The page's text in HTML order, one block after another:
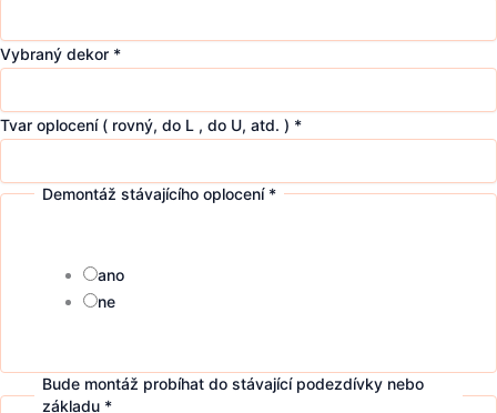
Vybraný dekor *
Tvar oplocení ( rovný, do L , do U, atd. ) *
Demontáž stávajícího oplocení *
ano
ne
Bude montáž probíhat do stávající podezdívky nebo
základu *